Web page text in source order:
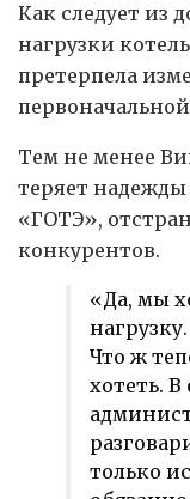
Как следует из
нагрузки
претерпела
Тем не менее
теряет надежды
«ГОТЭ»,
конкурентов.
«Да, мы
Что ж
хотеть.
только